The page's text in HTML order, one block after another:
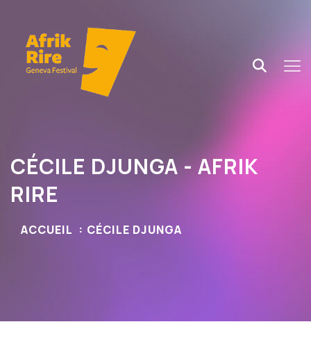
CÉCILE DJUNGA - AFRIK
RIRE
ACCUEIL CÉCILE DJUNGA